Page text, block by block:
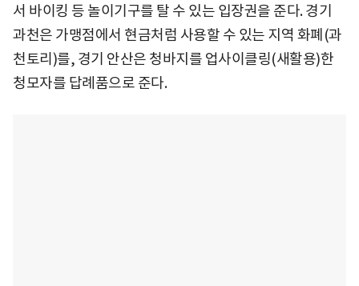
서 바이킹 등 놀이기구를 탈 수 있는 입장권을 준다. 경기
과천은 가맹점에서 현금처럼 사용할 수 있는 지역 화폐(과
천토리)를, 경기 안산은 청바지를 업사이클링(새활용)한
청모자를 답례품으로 준다.